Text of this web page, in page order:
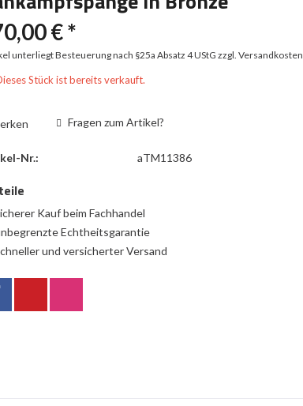
€ *
unterliegt Besteuerung nach §25a Absatz 4 UStGzzgl. Versandkosten
Stück ist bereits verkauft.
Fragen zum Artikel?
Nr.: aTM11386
Kauf beim Fachhandel
Echtheitsgarantie
und versicherter Versand